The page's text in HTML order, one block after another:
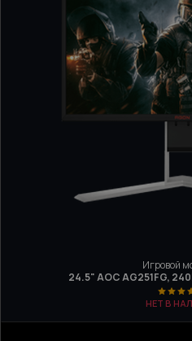
Игровой
24.5" AOC AG251FG,
НЕТ В